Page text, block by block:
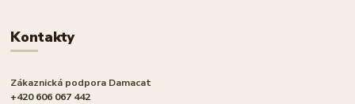
Kontakty
Zákaznická podpora Damacat
+420 606 067 442